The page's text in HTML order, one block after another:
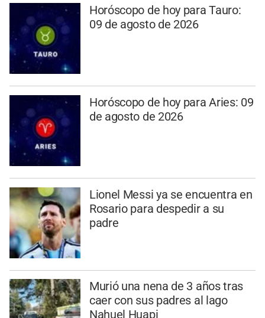
Horóscopo de hoy para Tauro:
09 de agosto de 2026
Horóscopo de hoy para Aries: 09
de agosto de 2026
Lionel Messi ya se encuentra en
Rosario para despedir a su
padre
Murió una nena de 3 años tras
caer con sus padres al lago
Nahuel Huapi